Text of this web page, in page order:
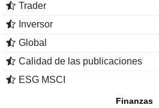
Trader
Inversor
Global
Calidad de las publicaciones
ESG MSCI